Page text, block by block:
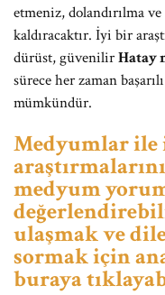
etmeniz, dolandırılma
kaldıracaktır. İyi bir
dürüst, güvenilirHatay
sürece her zaman
mümkündür.
Medyumlar
medyum
ulaşmak ve
sormak için
buraya